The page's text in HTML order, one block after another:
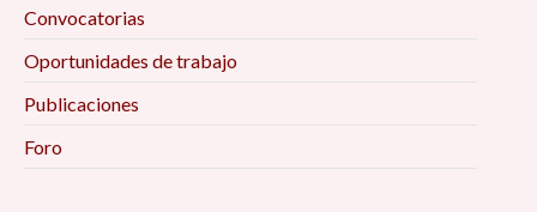
Convocatorias
Oportunidades de trabajo
Publicaciones
Foro